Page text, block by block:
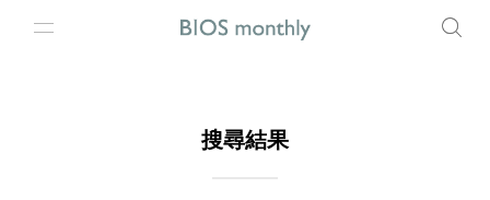
搜尋結果